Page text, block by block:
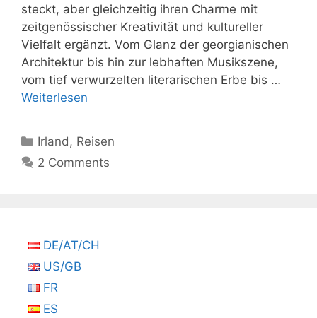
steckt, aber gleichzeitig ihren Charme mit
zeitgenössischer Kreativität und kultureller
Vielfalt ergänzt. Vom Glanz der georgianischen
Architektur bis hin zur lebhaften Musikszene,
vom tief verwurzelten literarischen Erbe bis …
Weiterlesen
Kategorien
Irland, Reisen
2 Comments
DE/AT/CH
US/GB
FR
ES